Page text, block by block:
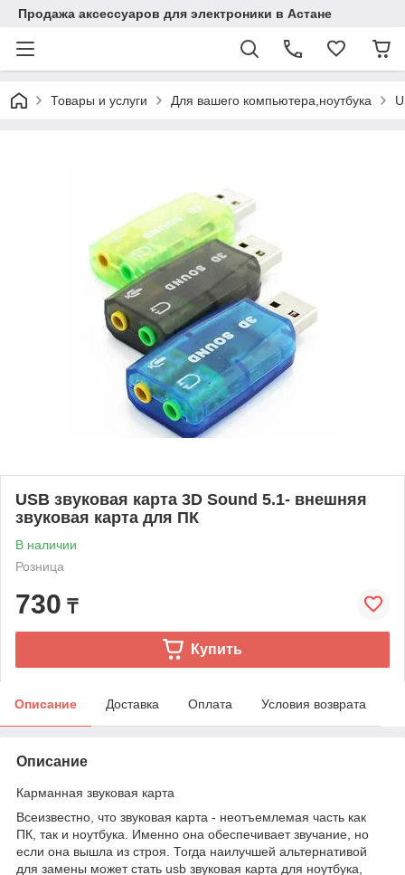
Продажа аксессуаров для электроники в Астане
Товары и услуги Для вашего компьютера,ноутбука
USB звуковая карта 3D Sound 5.1- внешняя
звуковая карта для ПК
В наличии
Розница
730 ₸
Купить
Описание Доставка Оплата Условия возврата
Описание
Карманная звуковая карта
Всеизвестно, что звуковая карта - неотъемлемая часть как
ПК, так и ноутбука. Именно она обеспечивает звучание, но
если она вышла из строя. Тогда наилучшей альтернативой
для замены может стать usb звуковая карта для ноутбука,